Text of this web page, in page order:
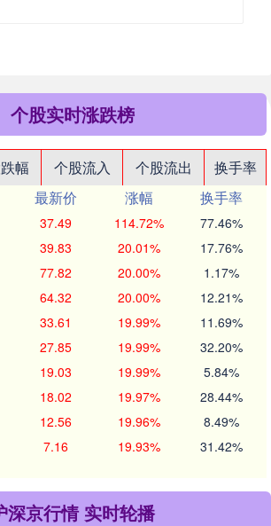
个股实时涨跌榜
幅 个股流入 个股流出
换手率
最新价 涨幅
换手率
37.49 114.72% 77.46%
39.83 20.01% 17.76%
77.82 20.00% 1.17%
64.32 20.00% 12.21%
33.61 19.99% 11.69%
27.85 19.99% 32.20%
19.03 19.99% 5.84%
18.02 19.97% 28.44%
12.56 19.96% 8.49%
7.16 19.93% 31.42%
深京行情 实时轮播